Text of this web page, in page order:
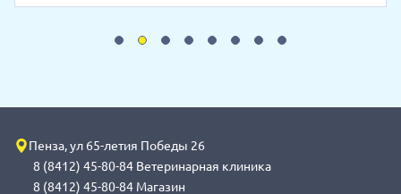
Пенза, ул 65-летия Победы 26
8 (8412) 45-80-84 Ветеринарная клиника
8 (8412) 45-80-84 Магазин